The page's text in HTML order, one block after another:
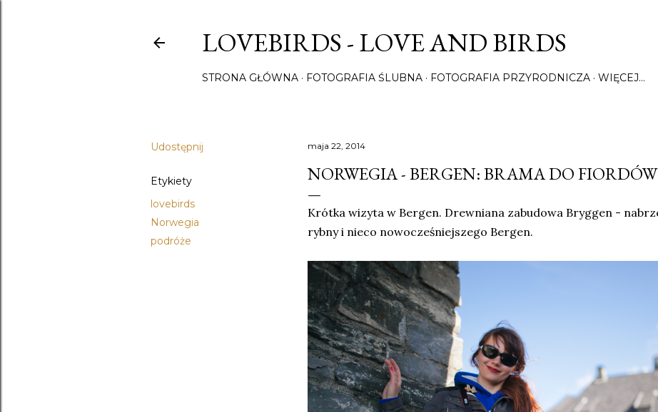
LOVEBIRDS - LOVE AND BIRDS
STRONA GŁÓWNA FOTOGRAFIA ŚLUBNA FOTOGRAFIA PRZYRODNICZA WIĘCEJ…
Udostępnij
Etykiety
lovebirds
Norwegia
podróże
maja 22, 2014
NORWEGIA - BERGEN: BRAMA DO FIORDÓW
Krótka wizyta w Bergen. Drewniana zabudowa Bryggen -
rybny i nieco nowocześniejszego Bergen.